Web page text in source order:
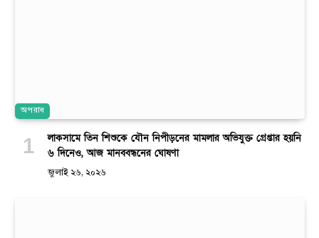
অপরাধ
লাকসামে তিন শিশুকে যৌন নিপীড়নের মামলার অভিযুক্ত গ্রেপ্তার হয়নি
৬ দিনেও, আজ মানববন্ধনের ঘোষণা
জুলাই ২৬, ২০২৬